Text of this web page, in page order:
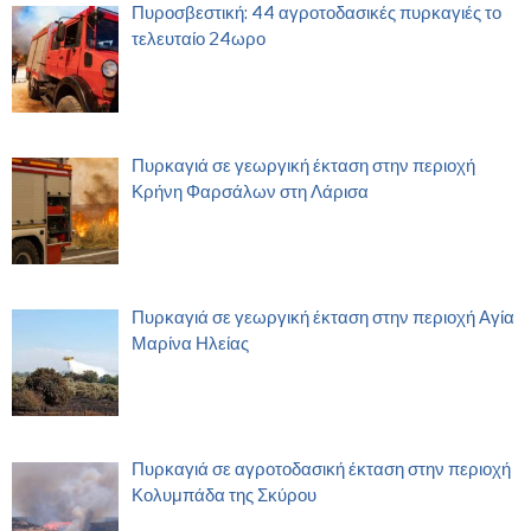
Πυροσβεστική: 44 αγροτοδασικές πυρκαγιές το
τελευταίο 24ωρο
Πυρκαγιά σε γεωργική έκταση στην περιοχή
Κρήνη Φαρσάλων στη Λάρισα
Πυρκαγιά σε γεωργική έκταση στην περιοχή Αγία
Μαρίνα Ηλείας
Πυρκαγιά σε αγροτοδασική έκταση στην περιοχή
Κολυμπάδα της Σκύρου